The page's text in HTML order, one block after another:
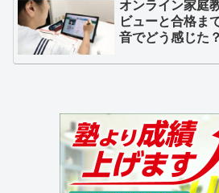
オンライン家庭
ビューと合格ま
音でどう感じた